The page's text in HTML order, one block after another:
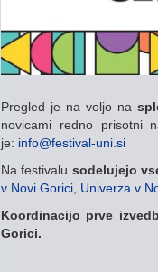
Pregled je na voljo na
novicami redno prisotni
je: info@festival-uni.si
Na festivalu sodelujejo
v Novi Gorici Univerza v
Koordinacijo prve
Gorici.